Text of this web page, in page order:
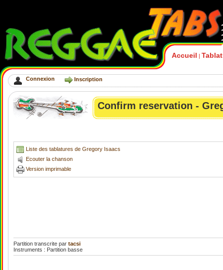
Accueil |
Connexion Inscription
Confirm reservation -
Liste des tablatures de Gregory Isaacs
Ecouter la chanson
Version imprimable
Partition transcrite par tacsi
Instruments : Partition basse